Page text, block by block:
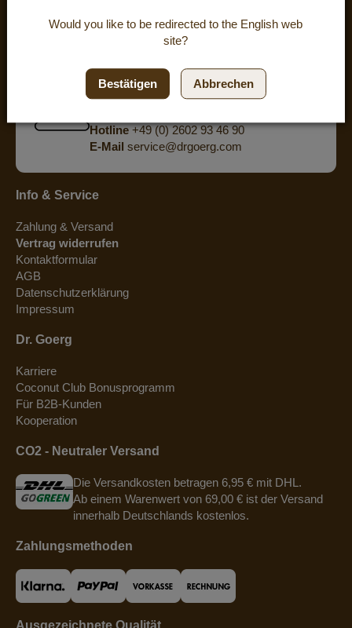
persönliche Beratung am Telefon.
Mo - Do 8:00 - 15:30 Uhr
Hotline+49 (0) 2602 93 46 90
E-Mail service@drgoerg.com
Info & Service
Zahlung & Versand
Vertrag widerrufen
Kontaktformular
AGB
Datenschutzerklärung
Impressum
Dr. Goerg
Karriere
Coconut Club Bonusprogramm
Für B2B-Kunden
Kooperation
CO2 - Neutraler Versand
Die Versandkosten betragen 6,95 € mit DHL.
Ab einem Warenwert von 69,00 € ist der Versand
innerhalb Deutschlands kostenlos.
Zahlungsmethoden
Ausgezeichnete Qualität
Would you like to be redirected to the English web
site?
Bestätigen Abbrechen